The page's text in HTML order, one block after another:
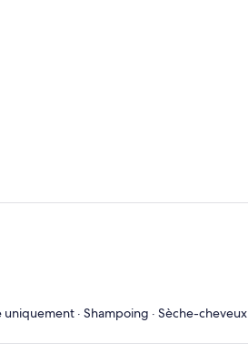
uniquement · Shampoing · Sèche-cheveux